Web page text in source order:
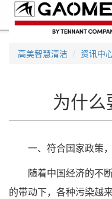
高美智慧清洁 资讯中
为什么
一、符合国家政策
随着中国经济的不
的带动下，各种污染越